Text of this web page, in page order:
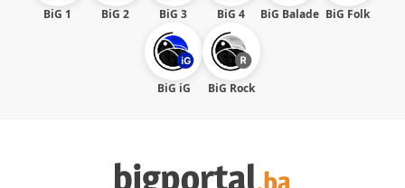
BiG 1 BiG 2 BiG 3 BiG 4 BiG Balade BiG Folk
BiG iG BiG Rock